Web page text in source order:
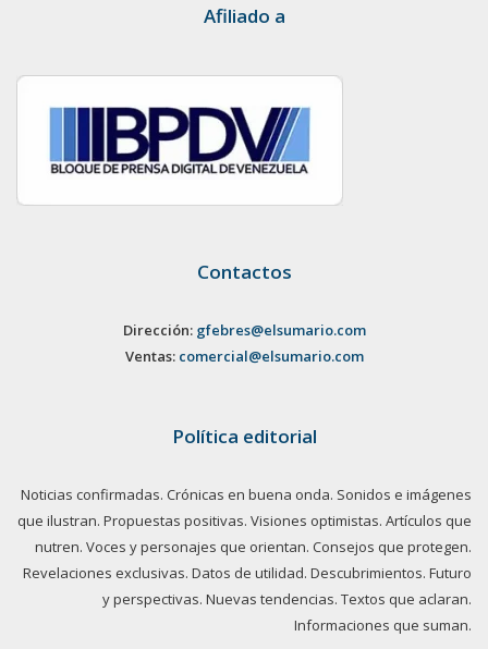
Afiliado a
Contactos
Dirección: gfebres@elsumario.com
Ventas: comercial@elsumario.com
Política editorial
Noticias confirmadas. Crónicas en buena onda. Sonidos e imágenes
que ilustran. Propuestas positivas. Visiones optimistas. Artículos que
nutren. Voces y personajes que orientan. Consejos que protegen.
Revelaciones exclusivas. Datos de utilidad. Descubrimientos. Futuro
y perspectivas. Nuevas tendencias. Textos que aclaran.
Informaciones que suman.